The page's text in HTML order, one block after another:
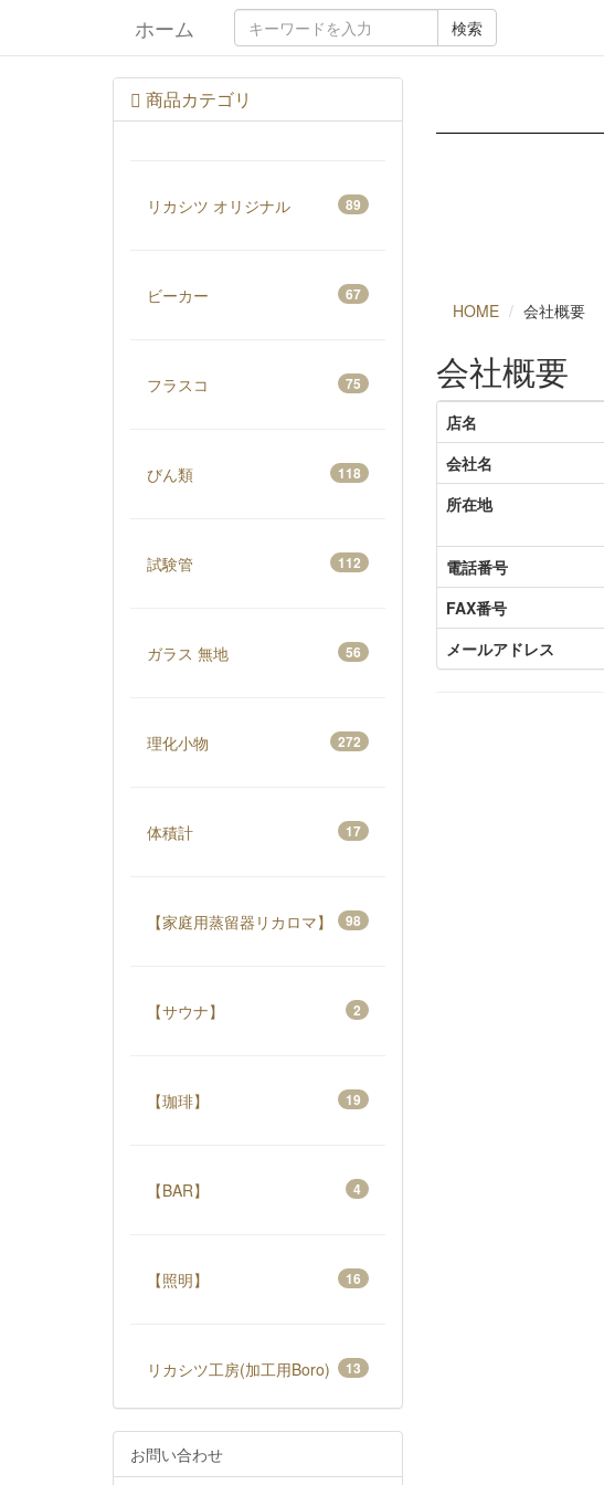
ホーム 検索
HOME 会社概要
会社概要
店名
会社名
所在地
電話番号
FAX番号
メールアドレス
商品カテゴリ
リカシツ オリジナル 89
ビーカー 67
フラスコ 75
びん類 118
試験管 112
ガラス 無地 56
理化小物 272
体積計 17
【家庭用蒸留器リカロマ】 98
【サウナ】 2
【珈琲】 19
【BAR】 4
【照明】 16
リカシツ工房(加工用Boro) 13
お問い合わせ